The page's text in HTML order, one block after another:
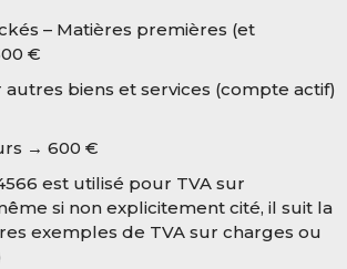
– Matières premières (et
€
autres biens et services (compte actif)
→ 600 €
est utilisé pour TVA sur
si non explicitement cité, il suit la
exemples de TVA sur charges ou